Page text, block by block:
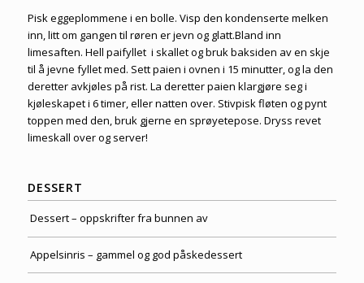
Pisk eggeplommene i en bolle. Visp den kondenserte melken
inn, litt om gangen til røren er jevn og glatt.Bland inn
limesaften. Hell paifyllet i skallet og bruk baksiden av en skje
til å jevne fyllet med. Sett paien i ovnen i 15 minutter, og la den
deretter avkjøles på rist. La deretter paien klargjøre seg i
kjøleskapet i 6 timer, eller natten over. Stivpisk fløten og pynt
toppen med den, bruk gjerne en sprøyetepose. Dryss revet
limeskall over og server!
DESSERT
Dessert – oppskrifter fra bunnen av
Appelsinris – gammel og god påskedessert